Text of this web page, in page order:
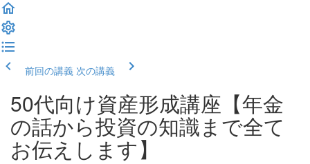
前回の講義 次の講義
50代向け資産形成講座【年金
の話から投資の知識まで全て
お伝えします】